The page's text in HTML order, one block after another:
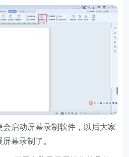
启动屏幕录制软件，以后大家
幕录制了。